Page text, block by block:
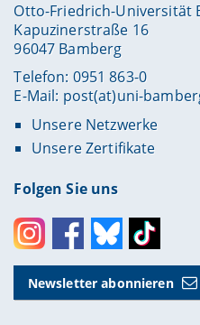
Otto-Friedrich-Universität
Kapuzinerstraße 16
96047 Bamberg
Telefon: 0951 863-0
E-Mail: post(at)uni-
Unsere Netzwerke
Unsere Zertifikate
Folgen Sie uns
InstagramFacebookBlueskyToktok
Newsletter abonnieren